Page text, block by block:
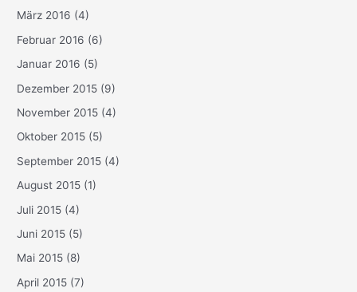
März 2016 (4)
Februar 2016 (6)
Januar 2016 (5)
Dezember 2015 (9)
November 2015 (4)
Oktober 2015 (5)
September 2015 (4)
August 2015 (1)
Juli 2015 (4)
Juni 2015 (5)
Mai 2015 (8)
April 2015 (7)